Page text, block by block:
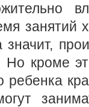
занятий
кроме
ребенка